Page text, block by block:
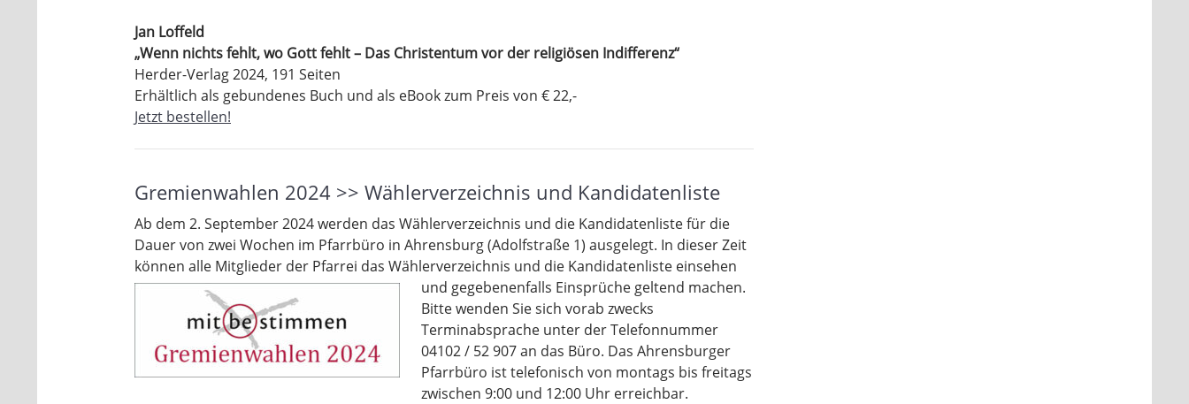
Jan Loffeld
„Wenn nichts fehlt, wo Gott fehlt – Das Christentum vor der religiösen Indifferenz“
Herder-Verlag 2024, 191 Seiten
Erhältlich als gebundenes Buch und als eBook zum Preis von € 22,-
Jetzt bestellen!
Gremienwahlen 2024 >> Wählerverzeichnis und Kandidatenliste
Ab dem 2. September 2024 werden das Wählerverzeichnis und die Kandidatenliste für die
Dauer von zwei Wochen im Pfarrbüro in Ahrensburg (Adolfstraße 1) ausgelegt. In dieser Zeit
können alle Mitglieder der Pfarrei das Wählerverzeichnis und die Kandidatenliste einsehen
und gegebenenfalls Einsprüche geltend machen.
Bitte wenden Sie sich vorab zwecks
Terminabsprache unter der Telefonnummer
04102 / 52 907 an das Büro. Das Ahrensburger
Pfarrbüro ist telefonisch von montags bis freitags
zwischen 9:00 und 12:00 Uhr erreichbar.